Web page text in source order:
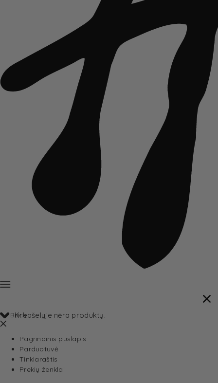
Krepšelyje nėra produktų.
Back
Pagrindinis puslapis
Parduotuvė
Tinklaraštis
Prekių ženklai